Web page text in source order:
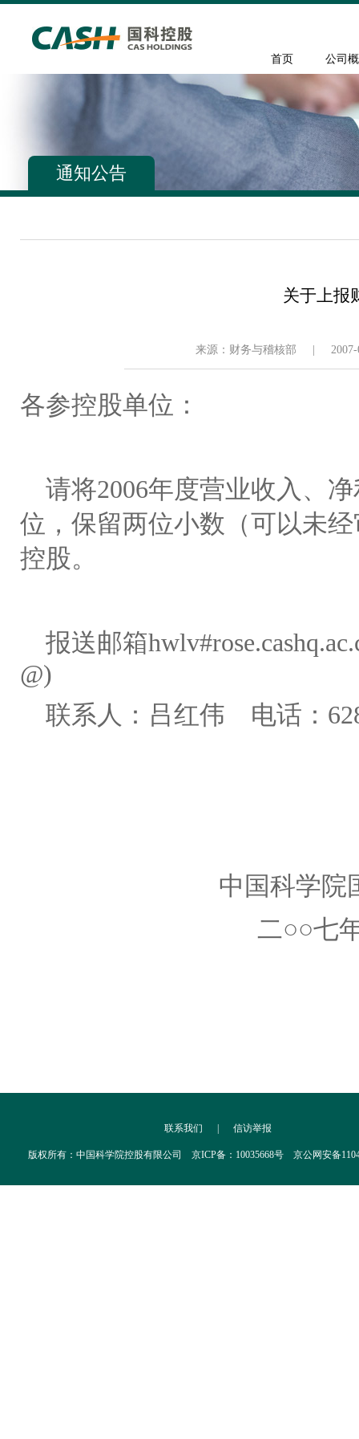
首页 公司
通知公告
关于上报
来源：财务与稽核部
各参控股单位：
请将2006年度营业收入、
位，保留两位小数（可以未
控股。
报送邮箱
@)
联系人：吕红伟
电话：
中国科学院国有资
二○○七
联系我们 | 信访举报
版权所有：中国科学院控股有限公司 京ICP备：10035668号 京公网安备